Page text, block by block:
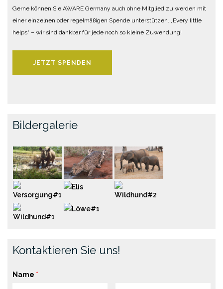
Gerne können Sie AWARE Germany auch ohne Mitglied zu werden mit
einer einzelnen oder regelmäßigen Spende unterstützen. „Every little
helps“ – wir sind dankbar für jede noch so kleine Zuwendung!
JETZT SPENDEN
Bildergalerie
Kontaktieren Sie uns!
Name *